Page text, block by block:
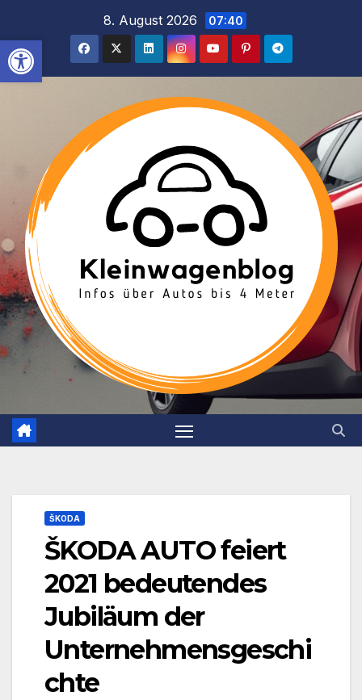
Werkzeugleiste öffnen
springen
8. August 2026 07:40
ŠKODA
ŠKODA AUTO feiert
2021 bedeutendes
Jubiläum der
Unternehmensgeschi
chte